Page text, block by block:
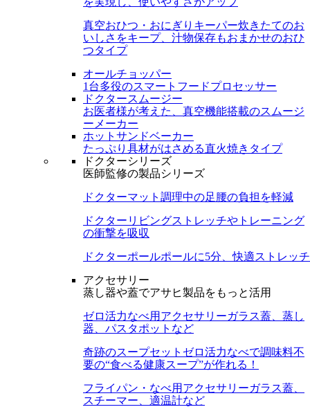
真空おひつ・おにぎりキーパー炊きたてのお
いしさをキープ、汁物保存もおまかせのおひ
つタイプ
オールチョッパー
1台多役のスマートフードプロセッサー
ドクタースムージー
お医者様が考えた、真空機能搭載のスムージ
ーメーカー
ホットサンドベーカー
たっぷり具材がはさめる直火焼きタイプ
ドクターシリーズ
医師監修の製品シリーズ
ドクターマット 調理中の足腰の負担を軽減
ドクターリビングストレッチやトレーニング
の衝撃を吸収
ドクターポールポールに5分、快適ストレッチ
アクセサリー
蒸し器や蓋でアサヒ製品をもっと活用
ゼロ活力なべ用アクセサリーガラス蓋、蒸し
器、パスタポットなど
奇跡のスープセット ゼロ活力なべで調味料不
要の“食べる健康スープ”が作れる！
フライパン・なべ用アクセサリーガラス蓋、
スチーマー、適温計など